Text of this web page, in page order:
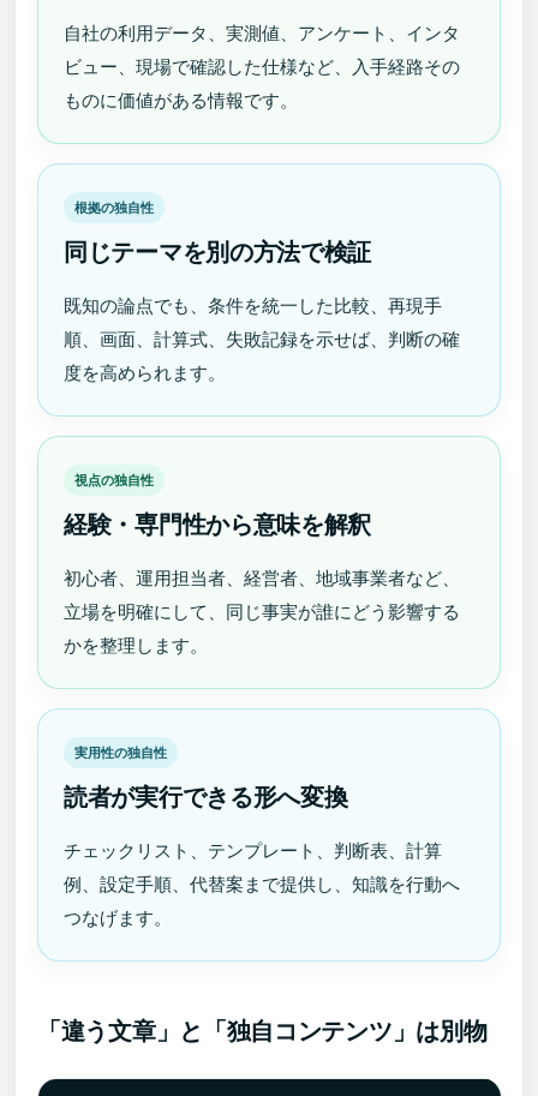
自社の利用データ、実測値、アンケート、インタ
ビュー、現場で確認した仕様など、入手経路その
ものに価値がある情報です。
根拠の独自性
同じテーマを別の方法で検証
既知の論点でも、条件を統一した比較、再現手
順、画面、計算式、失敗記録を示せば、判断の確
度を高められます。
視点の独自性
経験・専門性から意味を解釈
初心者、運用担当者、経営者、地域事業者など、
立場を明確にして、同じ事実が誰にどう影響する
かを整理します。
実用性の独自性
読者が実行できる形へ変換
チェックリスト、テンプレート、判断表、計算
例、設定手順、代替案まで提供し、知識を行動へ
つなげます。
「違う文章」と「独自コンテンツ」は別物